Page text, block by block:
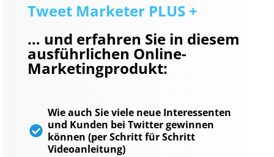
Tweet Marketer PLUS +
… und erfahren Sie in diesem
ausführlichen Online-
Marketingprodukt:
Wie auch Sie viele neue Interessenten
und Kunden bei Twitter gewinnen
können (per Schritt für Schritt
Videoanleitung)